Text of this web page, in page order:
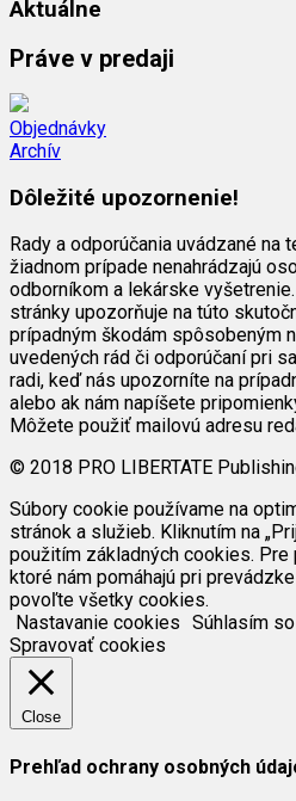
Aktuálne
Práve v predaji
Objednávky
Archív
Dôležité upozornenie!
Rady a odporúčania uvádzané na
žiadnom prípade nenahrádzajú
odborníkom a lekárske
stránky upozorňuje na túto
prípadným škodám spôsobeným
uvedených rád či odporúčaní pri
radi, keď nás upozorníte na
alebo ak nám napíšete
Môžete použiť mailovú adresu
© 2018 PRO LIBERTATE
Súbory cookie používame na
stránok a služieb. Kliknutím na
použitím základných cookies.
ktoré nám pomáhajú pri
povoľte všetky cookies.
Nastavanie cookies Súhlasím
Spravovať cookies
Close
Prehľad ochrany osobných